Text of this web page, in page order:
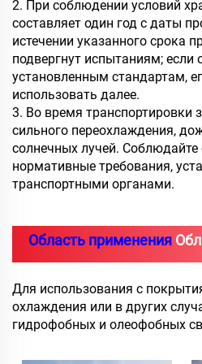
2. При соблюдении условий
составляет один год с даты
истечении указанного срока
подвергнут испытаниям; если
установленным стандартам,
использовать далее.
3. Во время транспортировки
сильного переохлаждения,
солнечных лучей.
нормативные требования,
транспортными органами.
Область применения
Для использования с
охлаждения или в других
гидрофобных и олеофобных